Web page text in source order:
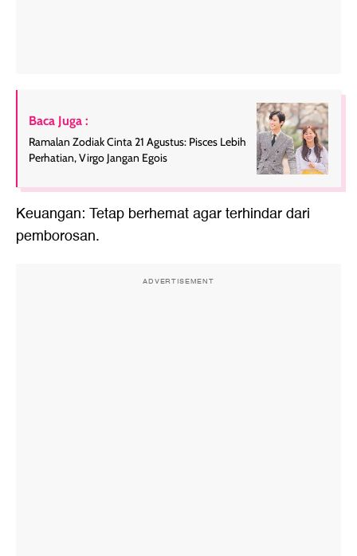
Baca Juga :
Ramalan Zodiak Cinta 21 Agustus: Pisces Lebih
Perhatian, Virgo Jangan Egois
Keuangan: Tetap berhemat agar terhindar dari
pemborosan.
ADVERTISEMENT